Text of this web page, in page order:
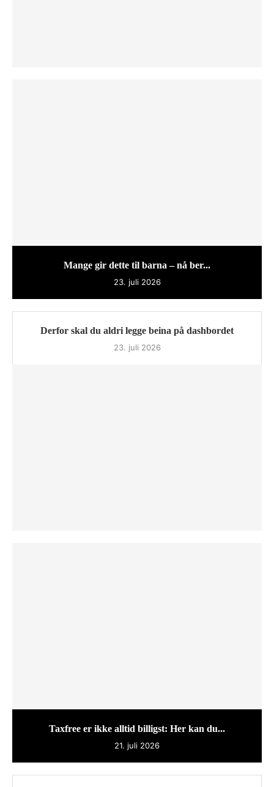
Mange gir dette til barna – nå ber...
23. juli 2026
Derfor skal du aldri legge beina på dashbordet
23. juli 2026
Taxfree er ikke alltid billigst: Her kan du...
21. juli 2026